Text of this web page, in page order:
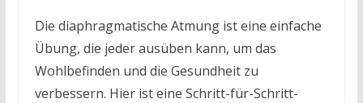
Die diaphragmatische Atmung ist eine einfache
Übung, die jeder ausüben kann, um das
Wohlbefinden und die Gesundheit zu
verbessern. Hier ist eine Schritt-für-Schritt-